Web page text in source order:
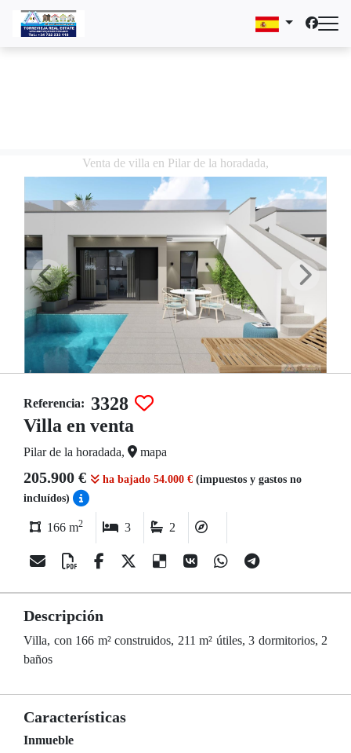
Venta de villa en Pilar de la horadada,
Referencia: 3328
Villa en venta
Pilar de la horadada, mapa
205.900 € ha bajado 54.000 € (impuestos y gastos no
incluídos)
166 m2 3 2
Descripción
Villa, con 166 m² construidos, 211 m² útiles, 3 dormitorios, 2
baños
Características
Inmueble